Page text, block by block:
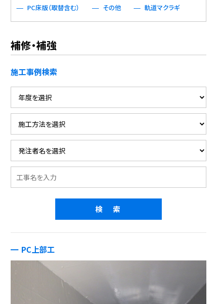
PC床版（取替含む）
その他 軌道マクラギ
補修・補強
施工事例検索
PC上部工